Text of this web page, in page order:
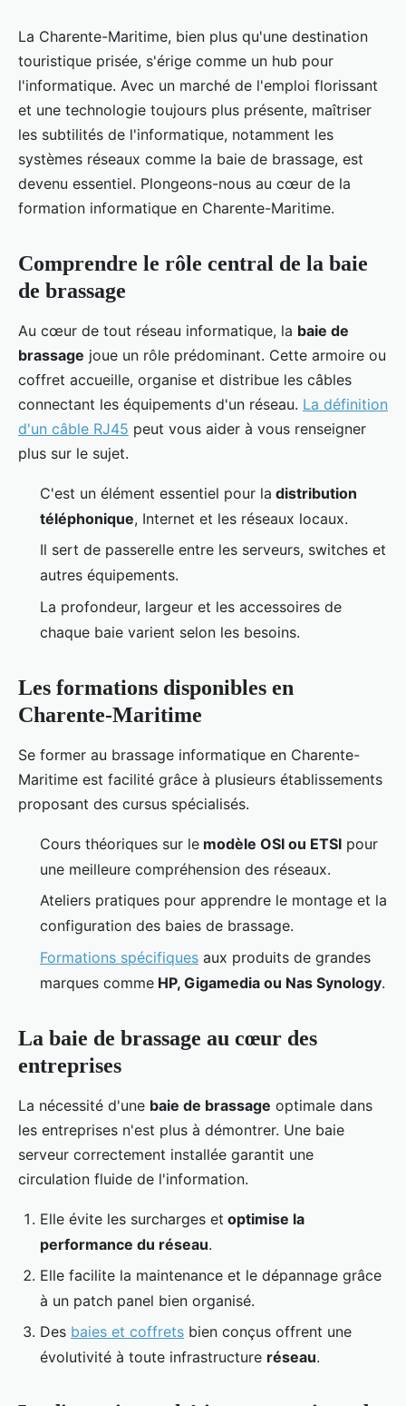
Se former à l'informatique en
Charente-Maritime
Fabienne•23 août 2023•3 min de lecture
La Charente-Maritime, bien plus qu'une destination
touristique prisée, s'érige comme un hub pour
l'informatique. Avec un marché de l'emploi florissant
et une technologie toujours plus présente, maîtriser
les subtilités de l'informatique, notamment les
systèmes réseaux comme la baie de brassage, est
devenu essentiel. Plongeons-nous au cœur de la
formation informatique en Charente-Maritime.
Comprendre le rôle central de la baie
de brassage
Au cœur de tout réseau informatique, la baie de
brassage joue un rôle prédominant. Cette armoire ou
coffret accueille, organise et distribue les câbles
connectant les équipements d'un réseau. La définition
d'un câble RJ45 peut vous aider à vous renseigner
plus sur le sujet.
C'est un élément essentiel pour la distribution
téléphonique, Internet et les réseaux locaux.
Il sert de passerelle entre les serveurs, switches et
autres équipements.
La profondeur, largeur et les accessoires de
chaque baie varient selon les besoins.
Les formations disponibles en
Charente-Maritime
Se former au brassage informatique en Charente-
Maritime est facilité grâce à plusieurs établissements
proposant des cursus spécialisés.
Cours théoriques sur le modèle OSI ou ETSI pour
une meilleure compréhension des réseaux.
Ateliers pratiques pour apprendre le montage et la
configuration des baies de brassage.
Formations spécifiques aux produits de grandes
marques comme HP, Gigamedia ou Nas Synology.
La baie de brassage au cœur des
entreprises
La nécessité d'une baie de brassage optimale dans
les entreprises n'est plus à démontrer. Une baie
serveur correctement installée garantit une
circulation fluide de l'information.
Elle évite les surcharges et optimise la
performance du réseau.
Elle facilite la maintenance et le dépannage grâce
à un patch panel bien organisé.
Des baies et coffrets bien conçus offrent une
évolutivité à toute infrastructure réseau.